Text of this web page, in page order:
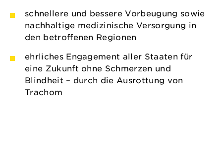
schnellere und bessere Vorbeugung sowie
nachhaltige medizinische Versorgung in
den betroffenen Regionen
ehrliches Engagement aller Staaten für
eine Zukunft ohne Schmerzen und
Blindheit – durch die Ausrottung von
Trachom